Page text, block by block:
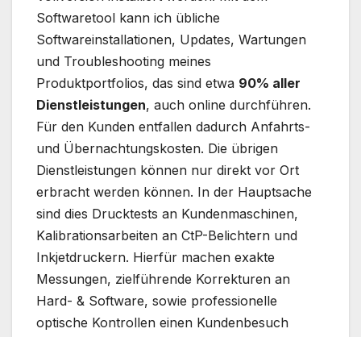
Softwaretool kann ich übliche
Softwareinstallationen, Updates, Wartungen
und Troubleshooting meines
Produktportfolios, das sind etwa 90% aller
Dienstleistungen, auch online durchführen.
Für den Kunden entfallen dadurch Anfahrts-
und Übernachtungskosten. Die übrigen
Dienstleistungen können nur direkt vor Ort
erbracht werden können. In der Hauptsache
sind dies Drucktests an Kundenmaschinen,
Kalibrationsarbeiten an CtP-Belichtern und
Inkjetdruckern. Hierfür machen exakte
Messungen, zielführende Korrekturen an
Hard- & Software, sowie professionelle
optische Kontrollen einen Kundenbesuch